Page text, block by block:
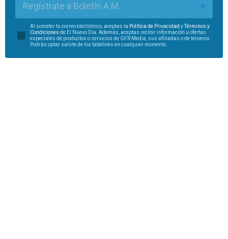
Regístrate a Boletín A.M.
Al someter tu correo electrónico, aceptas la Política de Privacidad yTérminos y
Condiciones de El Nuevo Día. Además, aceptas recibir información u ofertas
especiales de productos o servicios de GFR Media, sus afiliadas o de terceros.
Podrás optar salirte de los boletines en cualquier momento.